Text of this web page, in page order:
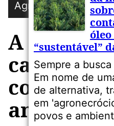
Agricultura
A
causada
animal,
“sustentável”
Sempre a
Em nome de
de alternativa,
em
povos e